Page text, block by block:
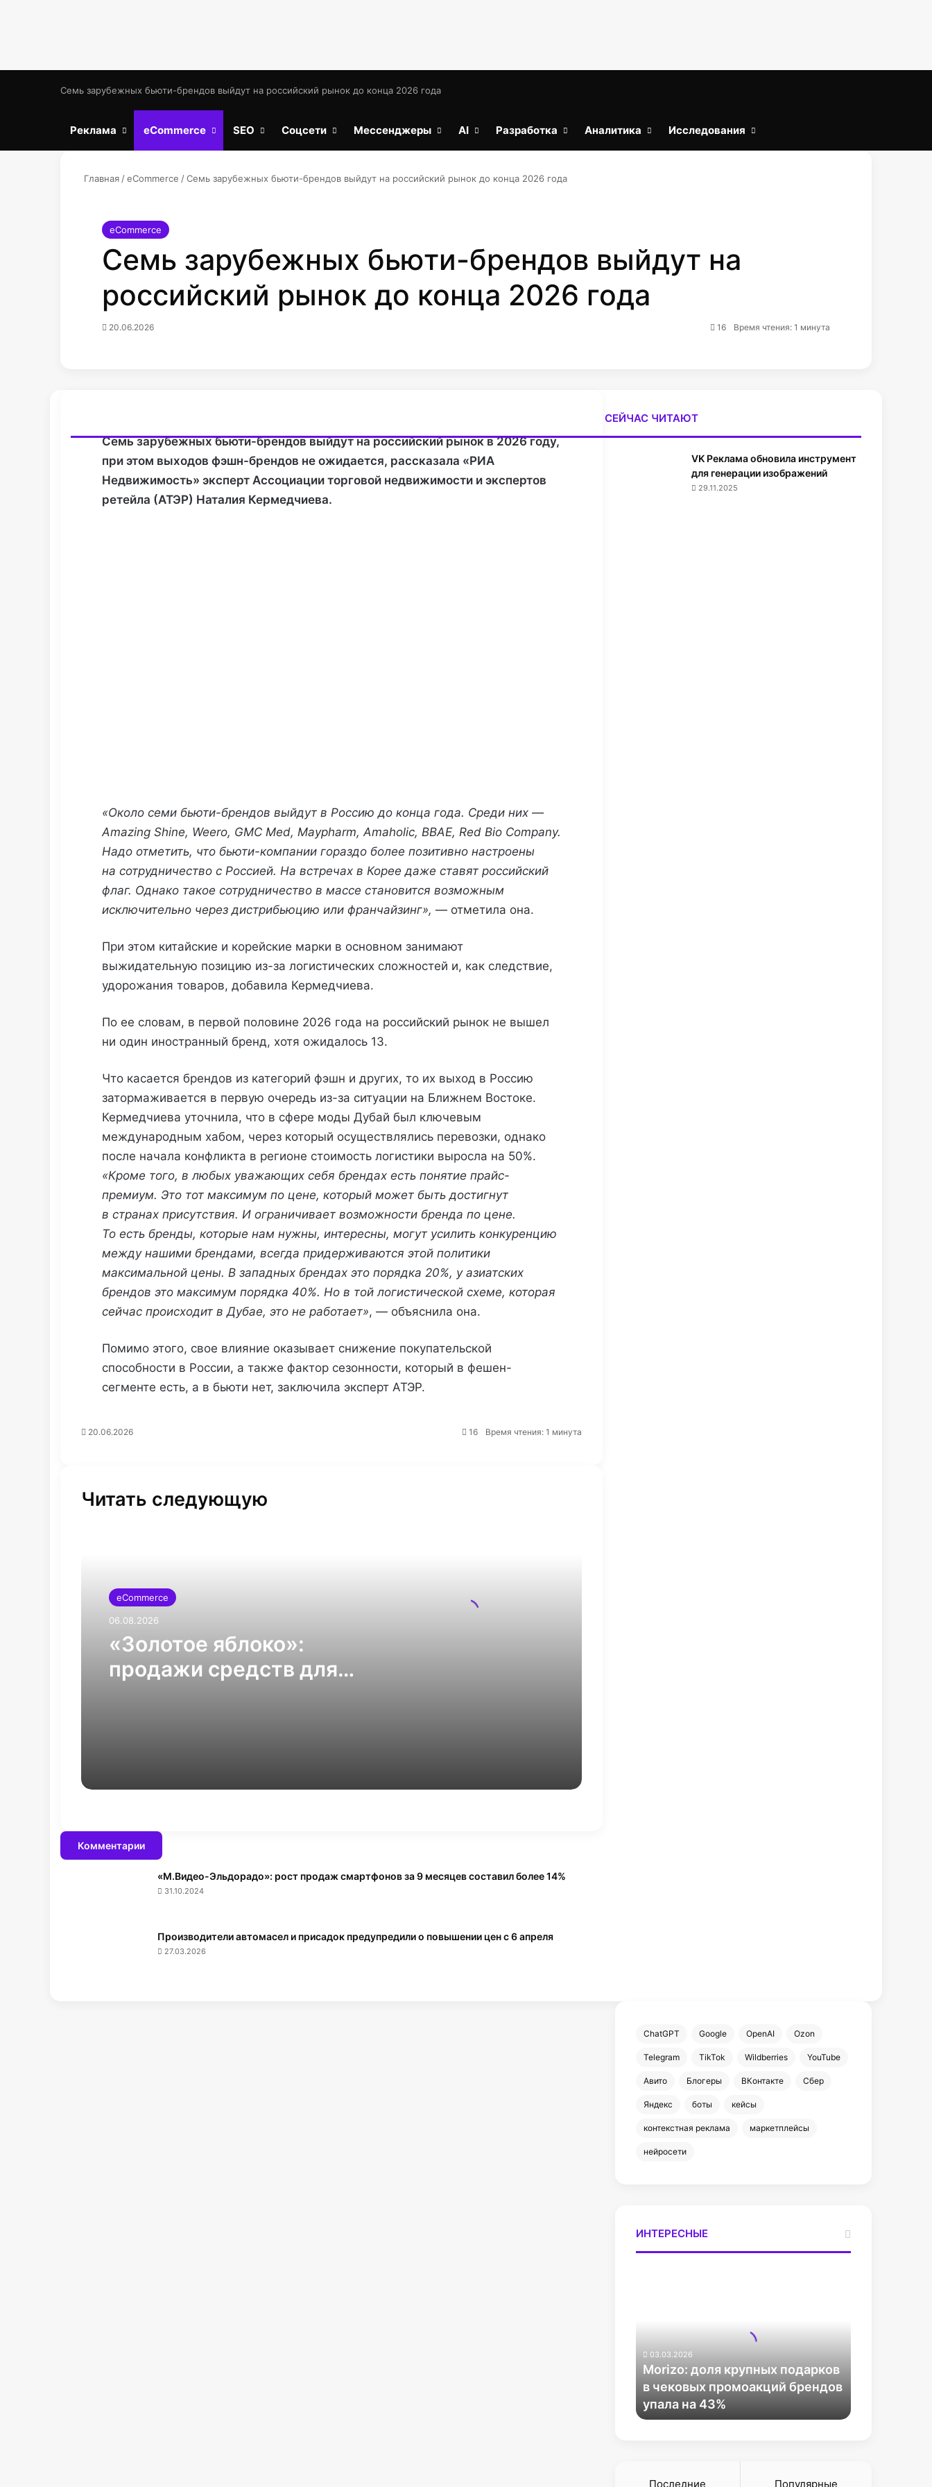
Семь зарубежных бьюти-брендов выйдут на российский рынок до конца 2026 года
Реклама eCommerce SEO Соцсети Мессенджеры AI Разработка Аналитика Исследования
Главная /eCommerce /Семь зарубежных бьюти-брендов выйдут на российский рынок до конца 2026 года
eCommerce
Семь зарубежных бьюти-брендов выйдут на
российский рынок до конца 2026 года
20.06.2026 16 Время чтения: 1 минута
Семь зарубежныхбьюти-брендоввыйдут на российский рынок в 2026 году,
при этом выходов фэшн-брендов не ожидается, рассказала «РИА
Недвижимость» эксперт Ассоциации торговой недвижимости и экспертов
ретейла (АТЭР) Наталия Кермедчиева.
«Около семи бьюти-брендов выйдут в Россию до конца года. Среди них —
Amazing Shine, Weero, GMC Med, Maypharm, Amaholic, BBAE, Red Bio Company.
Надо отметить, что бьюти-компании гораздо более позитивно настроены
на сотрудничество с Россией. На встречах в Корее даже ставят российский
флаг. Однако такое сотрудничество в массе становится возможным
исключительно через дистрибьюцию или франчайзинг», — отметила она.
При этом китайские и корейские марки в основном занимают
выжидательную позицию из-за логистических сложностей и, как следствие,
удорожания товаров, добавила Кермедчиева.
По ее словам, в первой половине 2026 года на российский рынок не вышел
ни один иностранный бренд, хотя ожидалось 13.
Что касается брендов из категорий фэшн и других, то их выход в Россию
затормаживается в первую очередь из-за ситуации на Ближнем Востоке.
Кермедчиева уточнила, что в сфере моды Дубай был ключевым
международным хабом, через который осуществлялись перевозки, однако
после начала конфликта в регионе стоимость логистики выросла на 50%.
«Кроме того, в любых уважающих себя брендах есть понятие прайс-
премиум. Это тот максимум по цене, который может быть достигнут
в странах присутствия. И ограничивает возможности бренда по цене.
То есть бренды, которые нам нужны, интересны, могут усилить конкуренцию
между нашими брендами, всегда придерживаются этой политики
максимальной цены. В западных брендах это порядка 20%, у азиатских
брендов это максимум порядка 40%. Но в той логистической схеме, которая
сейчас происходит в Дубае, это не работает», — объяснила она.
Помимо этого, свое влияние оказывает снижение покупательской
способности в России, а также фактор сезонности, который в фешен-
сегменте есть, а в бьюти нет, заключила эксперт АТЭР.
20.06.2026 16 Время чтения: 1 минута
Читать следующую
eCommerce
06.08.2026
«Золотое яблоко»:
продажи средств для
«Золотое яблоко»: продажи
средств для губ за 5 лет
выросли в 4,5 раза
нехватки кадров акценты найма
Книжная сеть «Республика»
В центре Москвы появится пятый
цены
для поездки на поезде
Комментарии
СЕЙЧАС ЧИТАЮТ
З
VK Реклама обновила инструмент
для генерации изображений
29.11.2025
«М.Видео-Эльдорадо»: рост продаж смартфонов за 9 месяцев составил более 14%
31.10.2024
Производители автомасел и присадок предупредили о повышении цен с 6 апреля
27.03.2026
ChatGPT Google OpenAI Ozon
Telegram TikTok Wildberries YouTube
Авито Блогеры ВКонтакте Сбер
Яндекс боты кейсы
контекстная реклама маркетплейсы
нейросети
ИНТЕРЕСНЫЕ
я
03.03.2026
Morizo: доля крупных подарков
в чековых промоакций брендов
упала на 43%
Последние Популярные